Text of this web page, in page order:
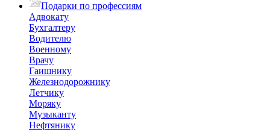
Подарки по профессиям
Адвокату
Бухгалтеру
Водителю
Военному
Врачу
Гаишнику
Железнодорожнику
Летчику
Моряку
Музыканту
Нефтянику